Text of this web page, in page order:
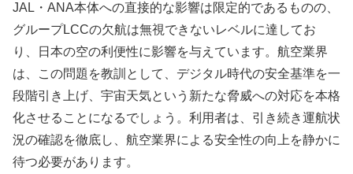
JAL・ANA本体への直接的な影響は限定的であるものの、
グループLCCの欠航は無視できないレベルに達してお
り、日本の空の利便性に影響を与えています。航空業界
は、この問題を教訓として、デジタル時代の安全基準を一
段階引き上げ、宇宙天気という新たな脅威への対応を本格
化させることになるでしょう。利用者は、引き続き運航状
況の確認を徹底し、航空業界による安全性の向上を静かに
待つ必要があります。